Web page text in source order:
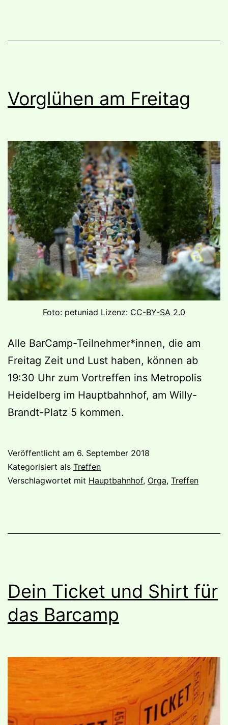
Vorglühen am Freitag
Foto: petuniad Lizenz: CC-BY-SA 2.0
Alle BarCamp-Teilnehmer*innen, die am
Freitag Zeit und Lust haben, können ab
19:30 Uhr zum Vortreffen ins Metropolis
Heidelberg im Hauptbahnhof, am Willy-
Brandt-Platz 5 kommen.
Veröffentlicht am 6. September 2018
Kategorisiert als Treffen
Verschlagwortet mit Hauptbahnhof, Orga, Treffen
Dein Ticket und Shirt für
das Barcamp